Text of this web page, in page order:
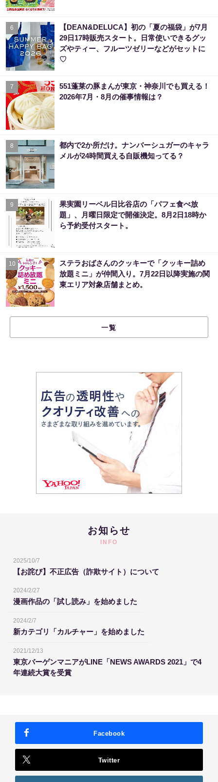
6
【DEAN&DELUCA】初の「夏の福袋」が7月
29日17時販売スタート。日常使いできるグッ
ズやティー、フルーツゼリーなどがセットに
♡
7
551蓬莱の豚まんが東京・神奈川でも買える！
2026年7月・8月の催事情報は？
8
都内で2か所だけ。ナンバーシュガーのキャラ
メルが24時間買える自販機知ってる？
9
果実園リーベル日比谷店の「パフェ食べ放
題」、月曜日限定で開催決定。8月2日18時か
ら予約受付スタート。
10
ステラおばさんのクッキーで「クッキー詰め
放題ミニ」が仲間入り。7月22日以降実施の関
東エリア対象店舗まとめ。
一覧
お知らせ
INFO
2025/10/7
【お詫び】不正広告（詐欺サイト）について
2024/2/27
漫画作品の「試し読み」を始めました
2024/2/7
新カテゴリ「カルチャー」を始めました
2021/12/13
東京バーゲンマニアがLINE「NEWS AWARDS 2021」で4
年連続大賞を受賞
Facebook
Twitter